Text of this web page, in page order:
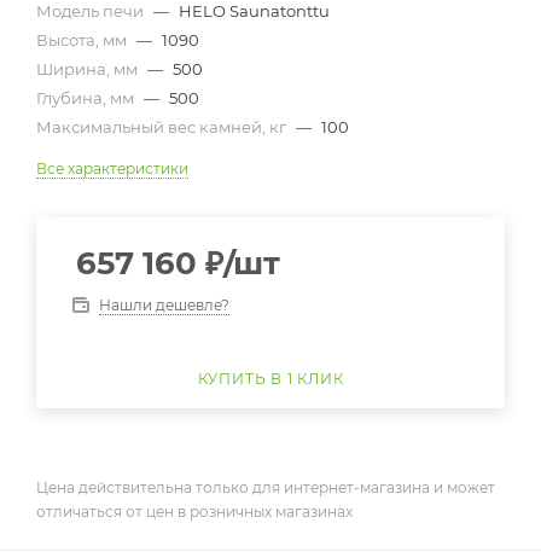
Модель печи — HELO Saunatonttu
Высота, мм — 1090
Ширина, мм — 500
Глубина, мм — 500
Максимальный вес камней, кг — 100
Все характеристики
657 160 ₽/шт
Нашли дешевле?
КУПИТЬ В 1 КЛИК
Цена действительна только для интернет-магазина и может
отличаться от цен в розничных магазинах